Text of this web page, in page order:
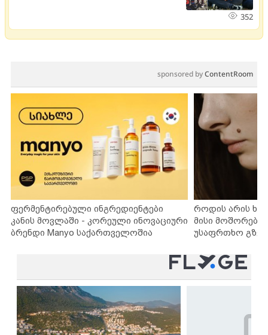
352
sponsored byContentRoom
ფერმენტირებული ინგრედიენტები
კანის მოვლაში - კორეული ინოვაციური
ბრენდი Manyo საქართველოშია
როდის არის
მისი
უსაფრთხო